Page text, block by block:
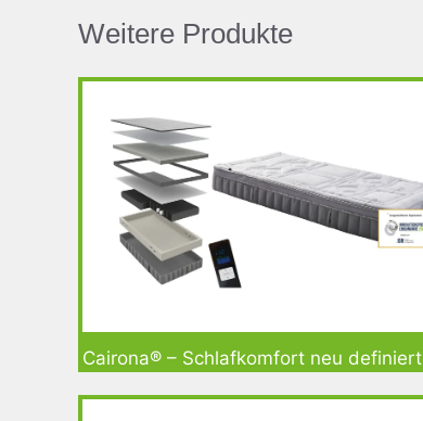
Weitere Produkte
Cairona® – Schlafkomfort neu definiert